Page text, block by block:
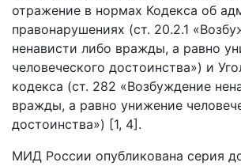
отражение в нормах Кодекса об
правонарушениях (ст. 20.2.1
ненависти либо вражды, а равно
человеческого достоинства») и
кодекса (ст. 282 «Возбуждение
вражды, а равно унижение
достоинства») [1, 4].
МИД России опубликована серия